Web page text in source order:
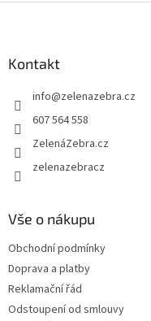
Kontakt
info@zelenazebra.cz
607 564 558
ZelenáZebra.cz
zelenazebracz
Vše o nákupu
Obchodní podmínky
Doprava a platby
Reklamační řád
Odstoupení od smlouvy